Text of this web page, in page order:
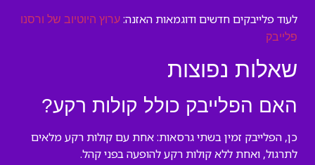
לעוד פלייבקים חדשים ודוגמאות האזנה: ערוץ היוטיוב של ורסנו
פלייבק
שאלות נפוצות
האם הפלייבק כולל קולות רקע?
כן, הפלייבק זמין בשתי גרסאות: אחת עם קולות רקע מלאים
לתרגול, ואחת ללא קולות רקע להופעה בפני קהל.